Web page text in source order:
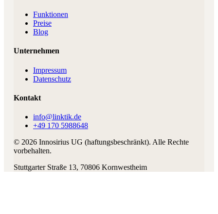
Funktionen
Preise
Blog
Unternehmen
Impressum
Datenschutz
Kontakt
info@linktik.de
+49 170 5988648
© 2026 Innosirius UG (haftungsbeschränkt). Alle Rechte
vorbehalten.
Stuttgarter Straße 13, 70806 Kornwestheim